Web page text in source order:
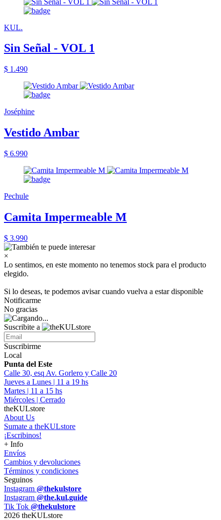
KUL.
Sin Señal - VOL 1
$ 1.490
Joséphine
Vestido Ambar
$ 6.990
Pechule
Camita Impermeable M
$ 3.990
×
Lo sentimos, en este momento no tenemos stock para el producto
elegido.
Si lo deseas, te podemos avisar cuando vuelva a estar disponible
Notificarme
No gracias
Suscribite a
Suscribirme
Local
Punta del Este
Calle 30, esq Av. Gorlero y Calle 20
Jueves a Lunes | 11 a 19 hs
Martes | 11 a 15 hs
Miércoles | Cerrado
theKULstore
About Us
Sumate a theKULstore
¡Escribinos!
+ Info
Envíos
Cambios y devoluciones
Términos y condiciones
Seguinos
Instagram @thekulstore
Instagram @the.kul.guide
Tik Tok @thekulstore
2026 theKULstore